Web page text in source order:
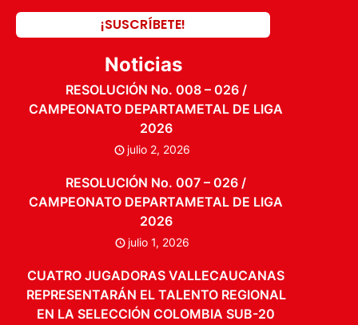
Noticias
RESOLUCIÓN No. 008 – 026 /
CAMPEONATO DEPARTAMETAL DE LIGA
2026
julio 2, 2026
RESOLUCIÓN No. 007 – 026 /
CAMPEONATO DEPARTAMETAL DE LIGA
2026
julio 1, 2026
CUATRO JUGADORAS VALLECAUCANAS
REPRESENTARÁN EL TALENTO REGIONAL
EN LA SELECCIÓN COLOMBIA SUB-20